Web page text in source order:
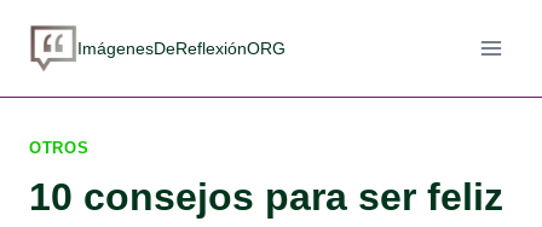
ImágenesDeReflexiónORG
OTROS
10 consejos para ser feliz